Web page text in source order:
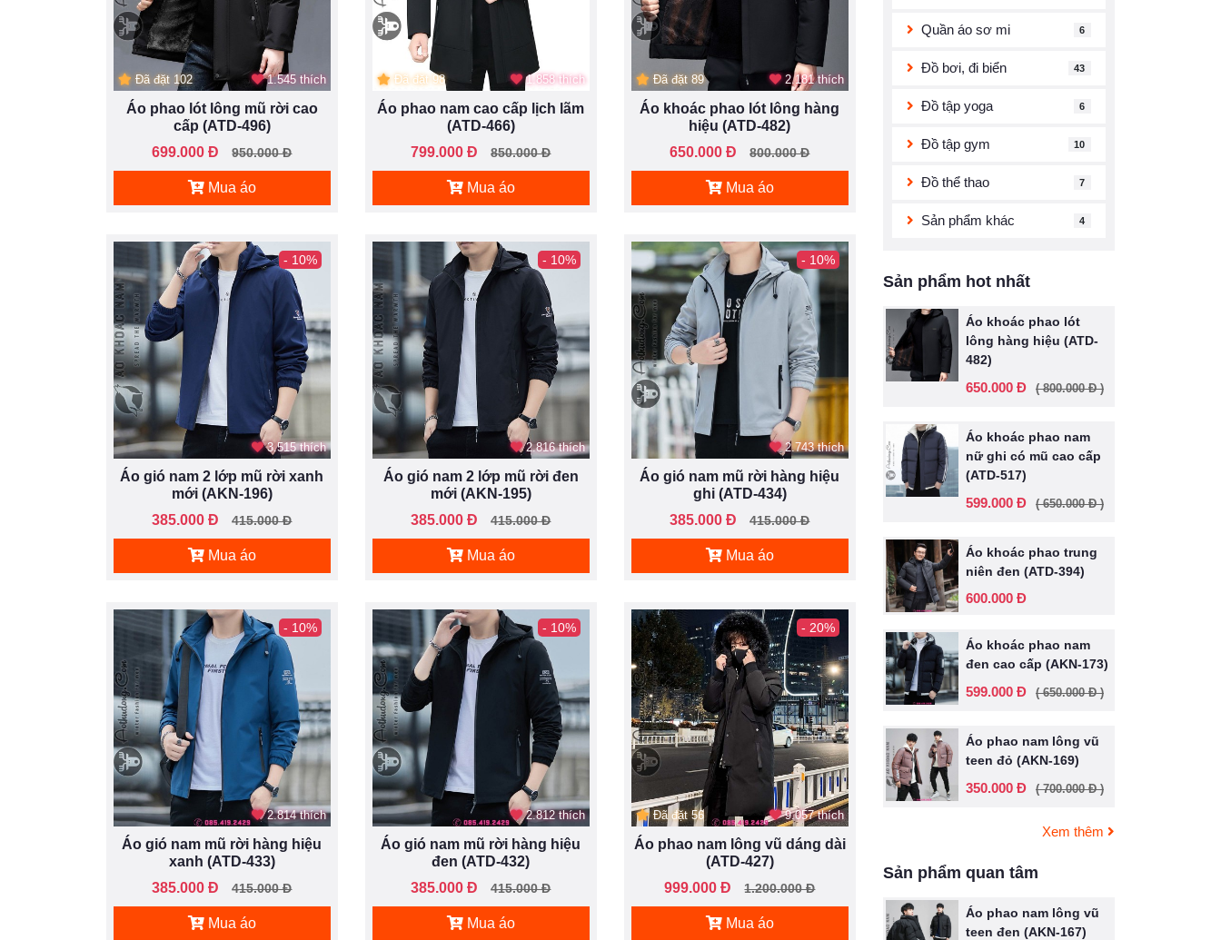
Đã đặt 102 1.545 thích
Áo phao lót lông mũ rời cao
cấp (ATD-496)
699.000 Đ
950.000 Đ
Mua áo
Đã đặt 98 1.858 thích
Áo phao nam cao cấp lịch lãm
(ATD-466)
799.000 Đ
850.000 Đ
Mua áo
Đã đặt 89 2.181 thích
Áo khoác phao lót lông hàng
hiệu (ATD-482)
650.000 Đ
800.000 Đ
Mua áo
- 10%
3.515 thích
Áo gió nam 2 lớp mũ rời xanh
mới (AKN-196)
385.000 Đ
415.000 Đ
Mua áo
- 10%
2.816 thích
Áo gió nam 2 lớp mũ rời đen
mới (AKN-195)
385.000 Đ
415.000 Đ
Mua áo
- 10%
2.743 thích
Áo gió nam mũ rời hàng hiệu
ghi (ATD-434)
385.000 Đ
415.000 Đ
Mua áo
- 10%
2.814 thích
Áo gió nam mũ rời hàng hiệu
xanh (ATD-433)
385.000 Đ
415.000 Đ
Mua áo
- 10%
2.812 thích
Áo gió nam mũ rời hàng hiệu
đen (ATD-432)
385.000 Đ
415.000 Đ
Mua áo
- 20%
Đã đặt 56 9.057 thích
Áo phao nam lông vũ dáng dài
(ATD-427)
999.000 Đ
1.200.000 Đ
Mua áo
Quần áo sơ mi 6
Đồ bơi, đi biển 43
Đồ tập yoga 6
Đồ tập gym 10
Đồ thể thao 7
Sản phẩm khác 4
Sản phẩm hot nhất
Áo khoác phao lót
lông hàng hiệu (ATD-
482)
650.000 Đ ( 800.000 Đ )
Áo khoác phao nam
nữ ghi có mũ cao cấp
(ATD-517)
599.000 Đ ( 650.000 Đ )
Áo khoác phao trung
niên đen (ATD-394)
600.000 Đ
Áo khoác phao nam
đen cao cấp (AKN-173)
599.000 Đ ( 650.000 Đ )
Áo phao nam lông vũ
teen đỏ (AKN-169)
350.000 Đ ( 700.000 Đ )
Xem thêm
Sản phẩm quan tâm
Áo phao nam lông vũ
teen đen (AKN-167)